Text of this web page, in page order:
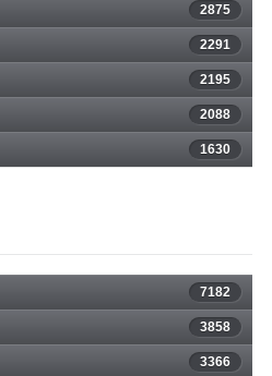
2875
2291
2195
2088
1630
7182
3858
3366